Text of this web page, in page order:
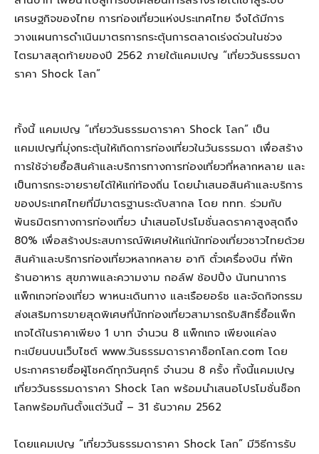
เศรษฐกิจของไทย การท่องเที่ยวแห่งประเทศไทย จึงได้มีการ
วางแผนการดำเนินมาตรการกระตุ้นการตลาดเร่งด่วนในช่วง
ไตรมาสสุดท้ายของปี 2562 ภายใต้แคมเปญ “เที่ยววันธรรมดา
ราคา Shock โลก”
ทั้งนี้ แคมเปญ “เที่ยววันธรรมดาราคา Shock โลก” เป็น
แคมเปญที่มุ่งกระตุ้นให้เกิดการท่องเที่ยวในวันธรรมดา เพื่อสร้าง
การใช้จ่ายซื้อสินค้าและบริการทางการท่องเที่ยวที่หลากหลาย และ
เป็นการกระจายรายได้ให้แก่ท้องถิ่น โดยนำเสนอสินค้าและบริการ
ของประเทศไทยที่มีมาตรฐานระดับสากล โดย ททท. ร่วมกับ
พันธมิตรทางการท่องเที่ยว นำเสนอโปรโมชั่นลดราคาสูงสุดถึง
80% เพื่อสร้างประสบการณ์พิเศษให้แก่นักท่องเที่ยวชาวไทยด้วย
สินค้าและบริการท่องเที่ยวหลากหลาย อาทิ ตั๋วเครื่องบิน ที่พัก
ร้านอาหาร สุขภาพและความงาม กอล์ฟ ช้อปปิ้ง นันทนาการ
แพ็กเกจท่องเที่ยว พาหนะเดินทาง และเรือยอร์ช และจัดกิจกรรม
ส่งเสริมการขายสุดพิเศษที่นักท่องเที่ยวสามารถรับสิทธิ์ซื้อแพ็ก
เกจได้ในราคาเพียง 1 บาท จำนวน 8 แพ็กเกจ เพียงแค่ลง
ทะเบียนบนเว็บไซต์ www.วันธรรมดาราคาช็อกโลก.com โดย
ประกาศรายชื่อผู้โชคดีทุกวันศุกร์ จำนวน 8 ครั้ง ทั้งนี้แคมเปญ
เที่ยววันธรรมดาราคา Shock โลก พร้อมนำเสนอโปรโมชั่นช็อก
โลกพร้อมกันตั้งแต่วันนี้ – 31 ธันวาคม 2562
โดยแคมเปญ “เที่ยววันธรรมดาราคา Shock โลก” มีวิธีการรับ